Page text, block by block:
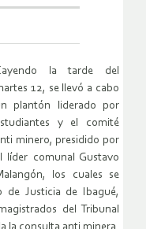
la tarde del
12, se llevó a cabo
plantón liderado por
y el comité
minero, presidido por
líder comunal Gustavo
los cuales se
de Justicia de Ibagué,
del Tribunal